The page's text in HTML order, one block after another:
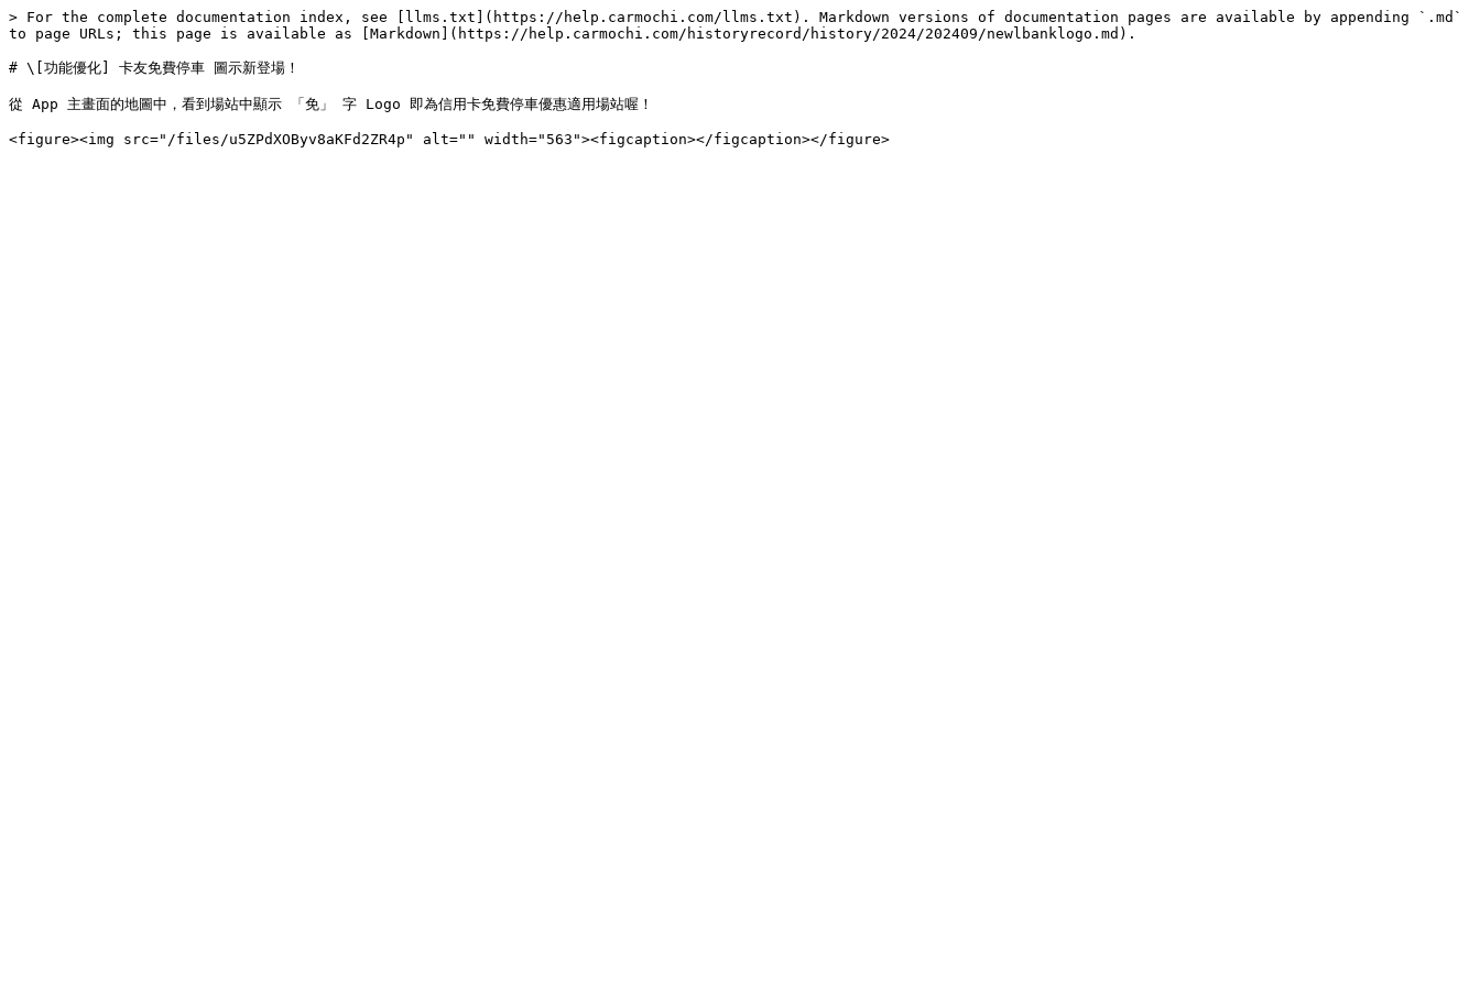
> For the complete documentation index, see [llms.txt](https://help.carmochi.com/llms.txt). Markdown versions of documentation pages are available by appending `.md`
to page URLs; this page is available as [Markdown](https://help.carmochi.com/historyrecord/history/2024/202409/newlbanklogo.md).
# \[功能優化] 卡友免費停車 圖示新登場！
從 App 主畫面的地圖中，看到場站中顯示 「免」 字 Logo 即為信用卡免費停車優惠適用場站喔！